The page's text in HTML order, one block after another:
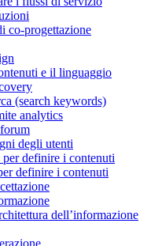
co-progettazione
e il linguaggio
(search keywords)
analytics
degli utenti
definire i contenuti
definire i contenuti
dell’informazione